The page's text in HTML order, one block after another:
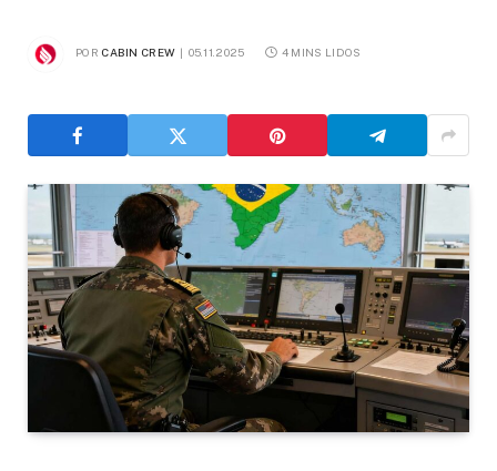
POR CABIN CREW 05.11.2025 4 MINS LIDOS